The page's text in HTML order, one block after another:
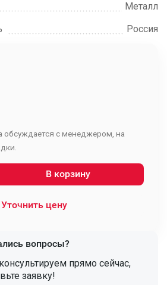
Металл
Россия
обсуждается с менеджером, на
В корзину
Уточнить цену
вопросы?
прямо сейчас,
заявку!